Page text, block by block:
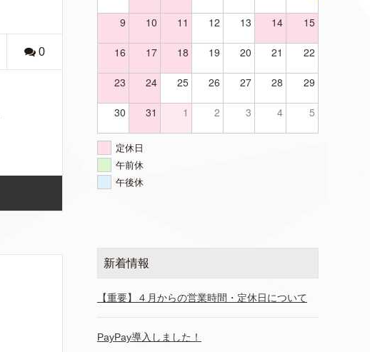
0
9 10 11 12 13 14 15
16 17 18 19 20 21 22
23 24 25 26 27 28 29
30 31 1 2 3 4 5
定休日
午前休
午後休
新着情報
【重要】４月からの営業時間・定休日について
PayPay導入しました！